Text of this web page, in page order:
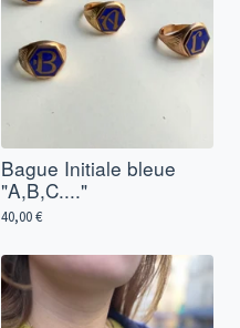
Bague Initiale bleue
"A,B,C...."
40,00€